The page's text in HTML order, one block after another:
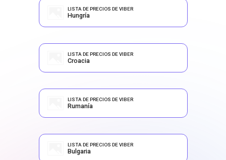
LISTA DE PRECIOS DE VIBER
Hungría
LISTA DE PRECIOS DE VIBER
Croacia
LISTA DE PRECIOS DE VIBER
Rumanía
LISTA DE PRECIOS DE VIBER
Bulgaria